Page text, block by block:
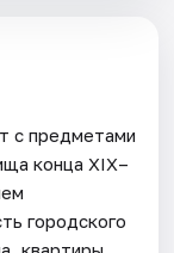
с предметами
конца XIX–
городского